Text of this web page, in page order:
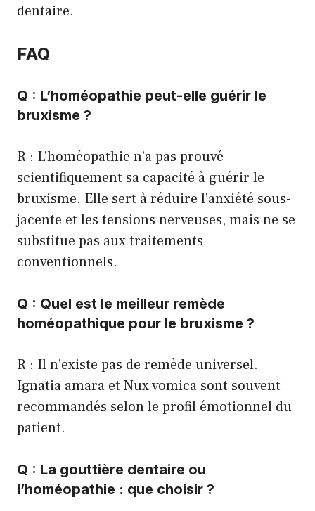
dentaire.
FAQ
Q : L’homéopathie peut-elle guérir le
bruxisme ?
R : L’homéopathie n’a pas prouvé
scientifiquement sa capacité à guérir le
bruxisme. Elle sert à réduire l’anxiété sous-
jacente et les tensions nerveuses, mais ne se
substitue pas aux traitements
conventionnels.
Q : Quel est le meilleur remède
homéopathique pour le bruxisme ?
R : Il n’existe pas de remède universel.
Ignatia amara et Nux vomica sont souvent
recommandés selon le profil émotionnel du
patient.
Q : La gouttière dentaire ou
l’homéopathie : que choisir ?